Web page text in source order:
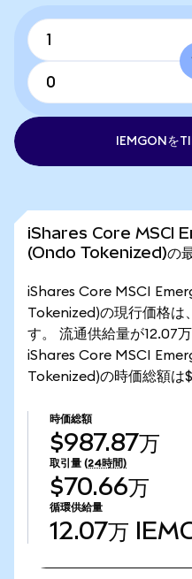
IEMGONを
iShares Core MSCI
(Ondo Tokenized)の最
iShares Core MSCI
Tokenized)の現行価格は
す。 流通供給量が12.07
iShares Core MSCI
Tokenized)の時価総額は
時価総額
$987.87万
取引量 (24時間)
$70.66万
循環供給量
12.07万